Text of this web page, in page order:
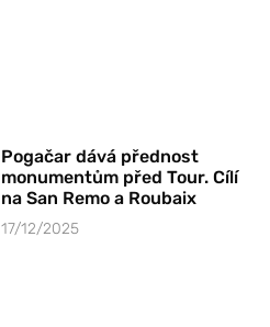
Pogačar dává přednost
monumentům před Tour. Cílí
na San Remo a Roubaix
17/12/2025